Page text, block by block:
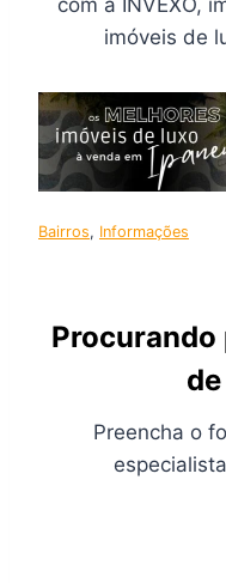
com a INVEXO,
imóveis de
Bairros, Informações
Procurando
Preencha o